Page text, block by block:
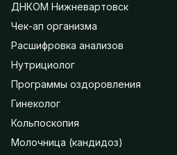
ДНКОМ Нижневартовск
Чек-ап организма
Расшифровка анализов
Нутрициолог
Программы оздоровления
Гинеколог
Кольпоскопия
Молочница (кандидоз)